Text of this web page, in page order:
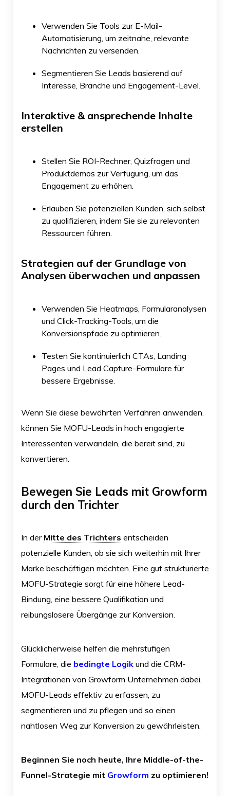
Verwenden Sie Tools zur E-Mail-
Automatisierung, um zeitnahe, relevante
Nachrichten zu versenden.
Segmentieren Sie Leads basierend auf
Interesse, Branche und Engagement-Level.
Interaktive & ansprechende Inhalte
erstellen
Stellen Sie ROI-Rechner, Quizfragen und
Produktdemos zur Verfügung, um das
Engagement zu erhöhen.
Erlauben Sie potenziellen Kunden, sich selbst
zu qualifizieren, indem Sie sie zu relevanten
Ressourcen führen.
Strategien auf der Grundlage von
Analysen überwachen und anpassen
Verwenden Sie Heatmaps, Formularanalysen
und Click-Tracking-Tools, um die
Konversionspfade zu optimieren.
Testen Sie kontinuierlich CTAs, Landing
Pages und Lead Capture-Formulare für
bessere Ergebnisse.
Wenn Sie diese bewährten Verfahren anwenden,
können Sie MOFU-Leads in hoch engagierte
Interessenten verwandeln, die bereit sind, zu
konvertieren.
Bewegen Sie Leads mit Growform
durch den Trichter
In der Mitte des Trichters entscheiden
potenzielle Kunden, ob sie sich weiterhin mit Ihrer
Marke beschäftigen möchten. Eine gut strukturierte
MOFU-Strategie sorgt für eine höhere Lead-
Bindung, eine bessere Qualifikation und
reibungslosere Übergänge zur Konversion.
Glücklicherweise helfen die mehrstufigen
Formulare, die bedingte Logik und die CRM-
Integrationen von Growform Unternehmen dabei,
MOFU-Leads effektiv zu erfassen, zu
segmentieren und zu pflegen und so einen
nahtlosen Weg zur Konversion zu gewährleisten.
Beginnen Sie noch heute, Ihre Middle-of-the-
Funnel-Strategie mit Growform zu optimieren!